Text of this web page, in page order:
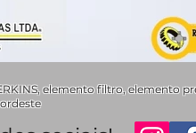
elemento filtro, elemento